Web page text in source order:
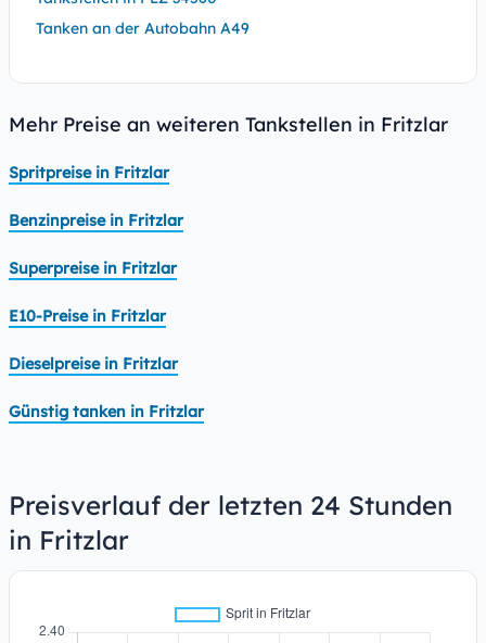
Tanken an der Autobahn A49
Mehr Preise an weiteren Tankstellen in Fritzlar
Spritpreise in Fritzlar
Benzinpreise in Fritzlar
Superpreise in Fritzlar
E10-Preise in Fritzlar
Dieselpreise in Fritzlar
Günstig tanken in Fritzlar
Preisverlauf der letzten 24 Stunden
in Fritzlar